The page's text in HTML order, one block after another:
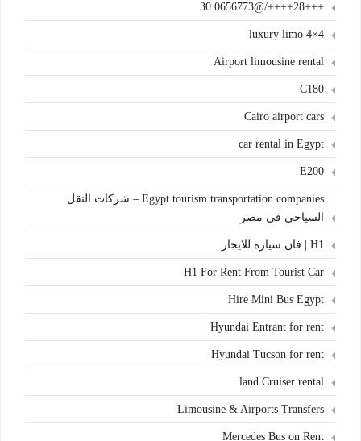
+++28++++/@30.0656773
4×4 luxury limo
Airport limousine rental
C180
Cairo airport cars
car rental in Egypt
E200
Egypt tourism transportation companies – شركات النقل
السياحي في مصر
H1 | فان سيارة للايجار
H1 For Rent From Tourist Car
Hire Mini Bus Egypt
Hyundai Entrant for rent
Hyundai Tucson for rent
land Cruiser rental
Limousine & Airports Transfers
Mercedes Bus on Rent